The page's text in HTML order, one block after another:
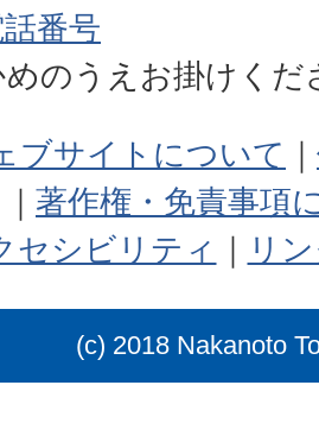
番号
めのうえお掛けく
ブサイトについて
著作権・免責事項
セシビリティ
リ
(c) 2018 Nakanoto